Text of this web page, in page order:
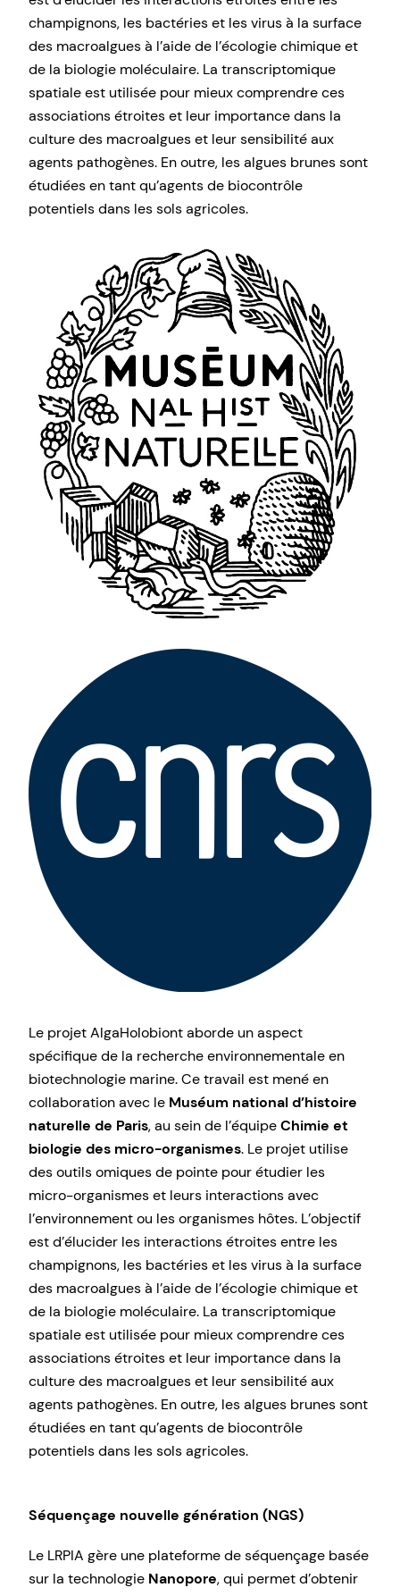
champignons, les bactéries et les virus à la surface
des macroalgues à l’aide de l’écologie chimique et
de la biologie moléculaire. La transcriptomique
spatiale est utilisée pour mieux comprendre ces
associations étroites et leur importance dans la
culture des macroalgues et leur sensibilité aux
agents pathogènes. En outre, les algues brunes sont
étudiées en tant qu’agents de biocontrôle
potentiels dans les sols agricoles.
Le projet AlgaHolobiont aborde un aspect
spécifique de la recherche environnementale en
biotechnologie marine. Ce travail est mené en
collaboration avec le Muséum national d’histoire
naturelle de Paris, au sein de l’équipeChimie et
biologie des micro-organismes. Le projet utilise
des outils omiques de pointe pour étudier les
micro-organismes et leurs interactions avec
l’environnement ou les organismes hôtes. L’objectif
est d’élucider les interactions étroites entre les
champignons, les bactéries et les virus à la surface
des macroalgues à l’aide de l’écologie chimique et
de la biologie moléculaire. La transcriptomique
spatiale est utilisée pour mieux comprendre ces
associations étroites et leur importance dans la
culture des macroalgues et leur sensibilité aux
agents pathogènes. En outre, les algues brunes sont
étudiées en tant qu’agents de biocontrôle
potentiels dans les sols agricoles.
Séquençage nouvelle génération (NGS)
Le LRPIA gère une plateforme de séquençage basée
sur la technologie Nanopore, qui permet d’obtenir